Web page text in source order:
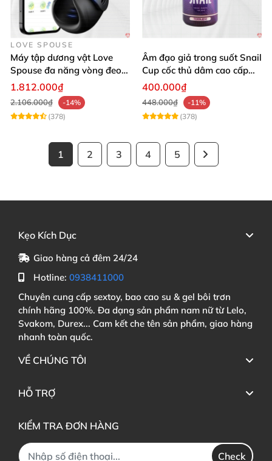
LOVE SPOUSE
Máy tập dương vật Love
Spouse đa năng vòng đeo
điều khiển qua app tiện lợi
1.812.000₫
2.106.000₫
-14%
(378)
Âm đạo giả trong suốt Snail
Cup cốc thủ dâm cao cấp
nam giới
400.000₫
448.000₫
-11%
(378)
1 2 3 4 5
Kẹo Kích Dục
Giao hàng cả đêm 24/24
Hotline: 0938411000
Chuyên cung cấp sextoy, bao cao su & gel bôi trơn
chính hãng 100%. Đa dạng sản phẩm nam nữ từ Lelo,
Svakom, Durex... Cam kết che tên sản phẩm, giao hàng
nhanh toàn quốc.
VỀ CHÚNG TÔI
HỖ TRỢ
KIỂM TRA ĐƠN HÀNG
Check